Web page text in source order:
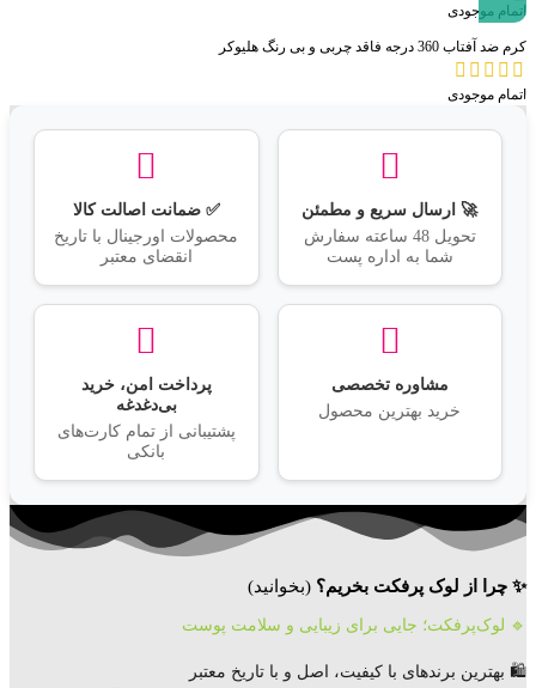
اتمام موجودی
مشاهده سریع
کرم ضد آفتاب 360 درجه فاقد چربی و بی رنگ هلیوکر
اتمام موجودی
🚀 ارسال سریع و مطمئن
تحویل 48 ساعته سفارش
شما به اداره پست
✅ ضمانت اصالت کالا
محصولات اورجینال با تاریخ
انقضای معتبر
مشاوره تخصصی
خرید بهترین محصول
پرداخت امن، خرید
بی‌دغدغه
پشتیبانی از تمام کارت‌های
بانکی
✨ چرا از لوک پرفکت بخریم؟ (بخوانید)
🔹 لوک‌پرفکت؛ جایی برای زیبایی و سلامت پوست
🛍️ بهترین برندهای با کیفیت، اصل و با تاریخ معتبر